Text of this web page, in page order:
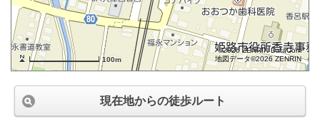
100m
©2026 ZENRIN DataCom
地図データ©2026 ZENRIN
現在地からの徒歩ルート